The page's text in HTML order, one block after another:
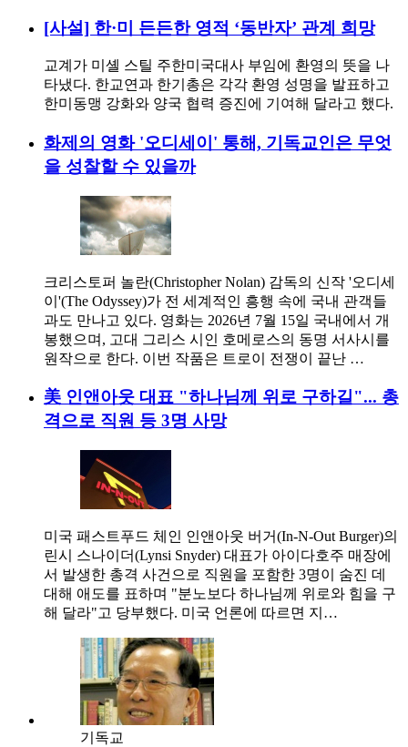
[사설] 한·미 든든한 영적 ‘동반자’ 관계 희망
교계가 미셸 스틸 주한미국대사 부임에 환영의 뜻을 나
타냈다. 한교연과 한기총은 각각 환영 성명을 발표하고
한미동맹 강화와 양국 협력 증진에 기여해 달라고 했다.
화제의 영화 '오디세이' 통해, 기독교인은 무엇
을 성찰할 수 있을까
크리스토퍼 놀란(Christopher Nolan) 감독의 신작 '오디세
이'(The Odyssey)가 전 세계적인 흥행 속에 국내 관객들
과도 만나고 있다. 영화는 2026년 7월 15일 국내에서 개
봉했으며, 고대 그리스 시인 호메로스의 동명 서사시를
원작으로 한다. 이번 작품은 트로이 전쟁이 끝난 …
美 인앤아웃 대표 "하나님께 위로 구하길"... 총
격으로 직원 등 3명 사망
미국 패스트푸드 체인 인앤아웃 버거(In-N-Out Burger)의
린시 스나이더(Lynsi Snyder) 대표가 아이다호주 매장에
서 발생한 총격 사건으로 직원을 포함한 3명이 숨진 데
대해 애도를 표하며 "분노보다 하나님께 위로와 힘을 구
해 달라"고 당부했다. 미국 언론에 따르면 지…
기독교